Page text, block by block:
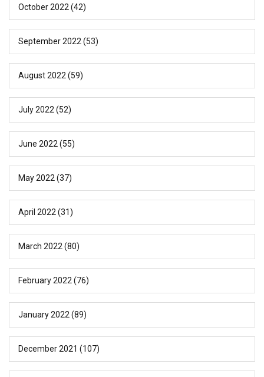
October 2022 (42)
September 2022 (53)
August 2022 (59)
July 2022 (52)
June 2022 (55)
May 2022 (37)
April 2022 (31)
March 2022 (80)
February 2022 (76)
January 2022 (89)
December 2021 (107)